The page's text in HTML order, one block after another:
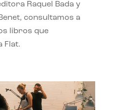
Raquel Bada y
consultamos a
libros que
Flat.